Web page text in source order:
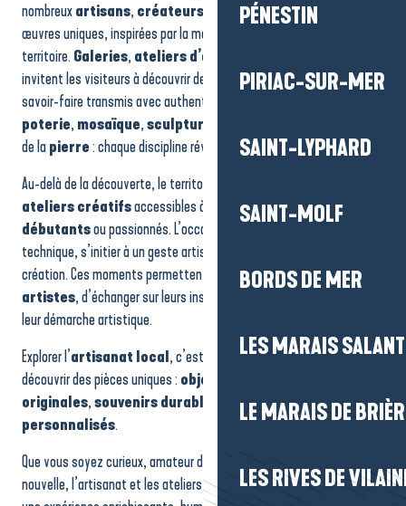
PÉNESTIN
PIRIAC-SUR-MER
SAINT-LYPHARD
SAINT-MOLF
BORDS DE MER
LES MARAIS
LE MARAIS DE
LES RIVES DE
Retour de plage
Savonnerie Luzàlie
Meirea Guerande
Atelier Leny Soleil - création en bois
Atelier Galerie Sophia Rancatore
Forge Erable
Atelier JHP - Couteaux Morta
VLVJEWELLERY
nombreuxartisans, créateurs artistesqui façonnent des
œuvres uniques, inspirées par la mer, la nature et les paysages du
territoire. Galeries, ateliers d’art
invitent les visiteurs à découvrir des métiers passionnants et des
savoir-faire transmis avec authenticité.
poterie, mosaïque,sculpture
de lapierre: chaque discipline révèle un univers différent.
Au-delà de la découverte, le territoire propose également des
ateliers créatifsaccessibles à tous :enfants adultes
débutantsou passionnés. L’occasion parfaite pour apprendre une
technique, s’initier à un geste artisanal ou repartir avec sa propre
création. Ces moments permettent aussi de rencontrer les
artistes, d’échanger sur leurs inspirations et de s’immerger dans
leur démarche artistique.
Explorer l’artisanat local, c’est aussi soutenir lescréateurset
découvrir des pièces uniques : objets décoratifs
originales,souvenirs durables
cadeaux
personnalisés.
Que vous soyez curieux, amateur d’art ou en quête d’une activité
nouvelle, l’artisanat et les ateliers créatifs de la Presqu’île offrent